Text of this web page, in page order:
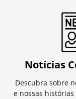
Notícias
Descubra sobre
e nossas